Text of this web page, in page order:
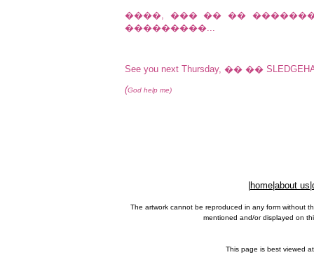
����, ��� �� ��
���������...
See you next Thursday, �� ��
(God help me)
home about us
The artwork cannot be reproduced in any form without
mentioned and/or displayed on
This page is best viewed